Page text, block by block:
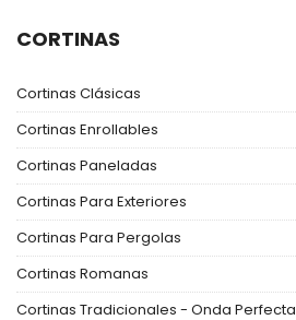
CORTINAS
Cortinas Clásicas
Cortinas Enrollables
Cortinas Paneladas
Cortinas Para Exteriores
Cortinas Para Pergolas
Cortinas Romanas
Cortinas Tradicionales - Onda Perfecta